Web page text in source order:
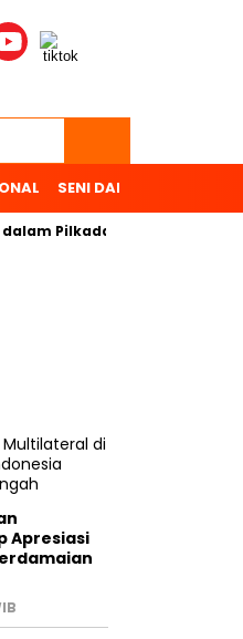
SENI DAN BUDAYA
Pilkada
Apresiasi